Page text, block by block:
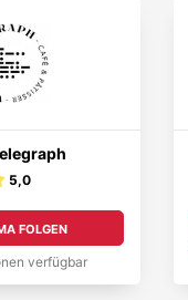
5,0
FOLGEN
verfügbar